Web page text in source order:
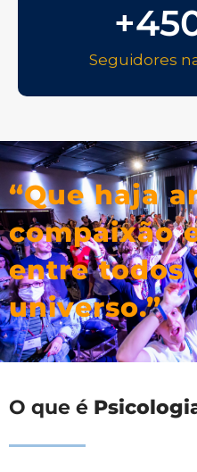
Seguidores
+
“Que haja
compaixão
entre todos
universo.”
O que é